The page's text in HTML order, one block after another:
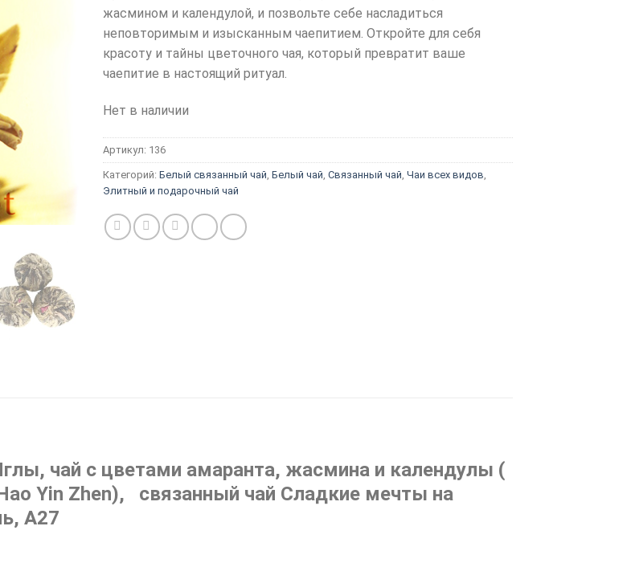
жасмином и календулой, и позвольте себе насладиться
неповторимым и изысканным чаепитием. Откройте для себя
красоту и тайны цветочного чая, который превратит ваше
чаепитие в настоящий ритуал.
Нет в наличии
Артикул: 136
Категорий: Белый связанный чай Белый чай Связанный чай Чаи всех видов
Элитный и подарочный чай
чай с цветами амаранта, жасмина и календулы (
Yin Zhen), связанный чай Сладкие мечты на
А27